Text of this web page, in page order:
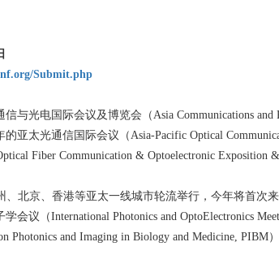
Submit.php
与光电国际会议及博览会（Asia Communications and
亚太光通信国际会议（Asia-Pacific Optical
Fiber Communication & Optoelectronic Exposition
北京、香港等亚太一线城市轮流举行，今年将首次
会议（International Photonics and OptoElectronics
Photonics and Imaging in Biology and Medicine, PIBM